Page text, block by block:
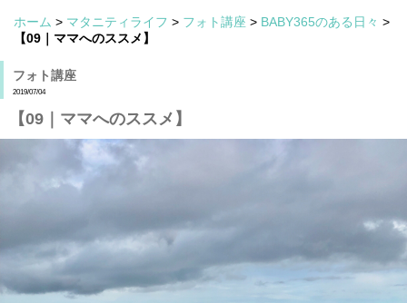
ホーム > マタニティライフ > フォト講座 > BABY365のある日々 >
【09｜ママへのススメ】
フォト講座
2019/07/04
【09｜ママへのススメ】